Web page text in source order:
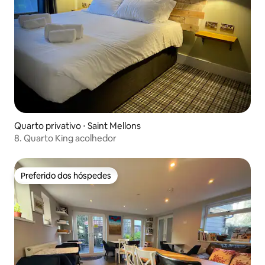
Quarto privativo ⋅ Saint Mellons
8. Quarto King acolhedor
Preferido dos hóspedes
Preferido dos hóspedes